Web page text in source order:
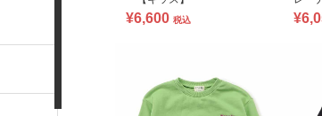
¥6,600 税込